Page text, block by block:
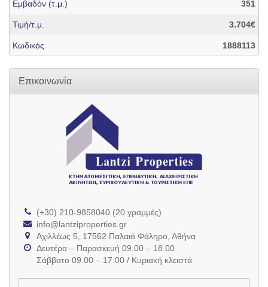
Εμβαδόν (τ.μ.) 351
Τιμή/τ.μ. 3.704€
Κωδικός 1888113
Επικοινωνία
(+30) 210-9858040 (20 γραμμές)
info@lantziproperties.gr
Αχιλλέως 5, 17562 Παλαιό Φάληρο, Αθήνα
Δευτέρα – Παρασκευή 09.00 – 18.00
Σάββατο 09.00 – 17.00 / Κυριακή κλειστά